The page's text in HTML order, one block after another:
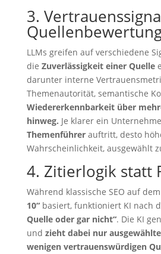
3.
LLMs greifen auf verschiedene
die Zuverlässigkeit einer Quelle
darunter interne
Themenautorität, semantische
Wiedererkennbarkeit über
hinweg. Je klarer ein
Themenführerauftritt, desto
Wahrscheinlichkeit, ausgewählt
4. Zitierlogik statt
Während klassische SEO auf
10“basiert, funktioniert KI nach
Quelle oder gar nicht“. Die KI
und zieht dabei nur
wenigen vertrauenswürdigen